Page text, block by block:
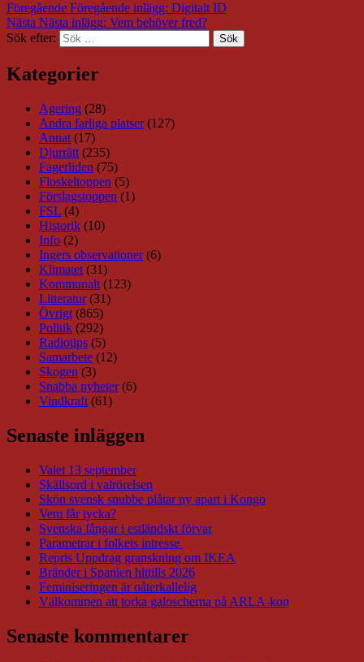
Föregående Föregående inlägg: Digitalt ID
Nästa Nästa inlägg: Vem behöver fred?
Sök efter:
Sök
Kategorier
Agering (28)
Andra farliga platser(127)
Annat (17)
Djurrätt (235)
Fagerliden (75)
Floskeltoppen (5)
Förslagstoppen (1)
FSL (4)
Historik (10)
Info (2)
Ingers observationer(6)
Klimatet (31)
Kommunalt (123)
Litteratur(31)
Övrigt (865)
Politik (292)
Radiotips (5)
Samarbete (12)
Skogen (3)
Snabba nyheter(6)
Vindkraft (61)
Senaste inläggen
Valet 13 september
Skällsord i valrörelsen
Skön svensk snubbe plåtar ny apart i Kongo
Vem får tycka?
Svenska fångar i estländskt förvar
Parametrar i folkets intresse
Repris Uppdrag granskning om IKEA
Bränder i Spanien hittills 2026
Feminiseringen är oåterkallelig
Välkommen att torka galoscherna på ARLA-kon
Senaste kommentarer